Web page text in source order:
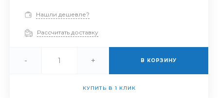
Нашли дешевле?
Рассчитать доставку
- + В КОРЗИНУ
КУПИТЬ В 1 КЛИК